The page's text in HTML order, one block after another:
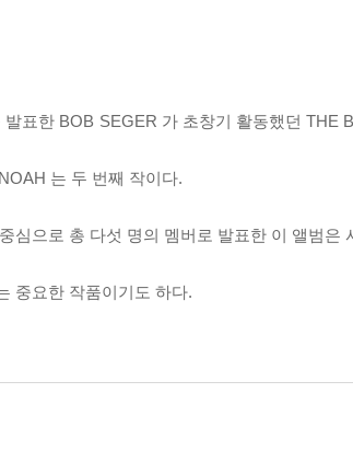
표한 BOB SEGER 가 초창기 활동했던 THE
는 두 번째 작이다.
심으로 총 다섯 명의 멤버로 발표한 이 앨범은
중요한 작품이기도 하다.